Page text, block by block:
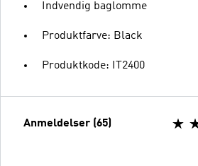
Indvendig baglomme
Produktfarve: Black
Produktkode: IT2400
Anmeldelser (65)